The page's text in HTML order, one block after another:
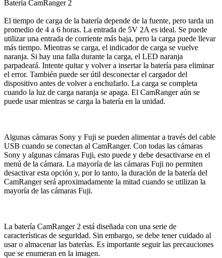
Batería CamRanger 2
El tiempo de carga de la batería depende de la fuente, pero tarda un
promedio de 4 a 6 horas. La entrada de 5V 2A es ideal. Se puede
utilizar una entrada de corriente más baja, pero la carga puede llevar
más tiempo. Mientras se carga, el indicador de carga se vuelve
naranja. Si hay una falla durante la carga, el LED naranja
parpadeará. Intente quitar y volver a insertar la batería para eliminar
el error. También puede ser útil desconectar el cargador del
dispositivo antes de volver a enchufarlo. La carga se completa
cuando la luz de carga naranja se apaga. El CamRanger aún se
puede usar mientras se carga la batería en la unidad.
Algunas cámaras Sony y Fuji se pueden alimentar a través del cable
USB cuando se conectan al CamRanger. Con todas las cámaras
Sony y algunas cámaras Fuji, esto puede y debe desactivarse en el
menú de la cámara. La mayoría de las cámaras Fuji no permiten
desactivar esta opción y, por lo tanto, la duración de la batería del
CamRanger será aproximadamente la mitad cuando se utilizan la
mayoría de las cámaras Fuji.
La batería CamRanger 2 está diseñada con una serie de
características de seguridad. Sin embargo, se debe tener cuidado al
usar o almacenar las baterías. Es importante seguir las precauciones
que se enumeran en la imagen.